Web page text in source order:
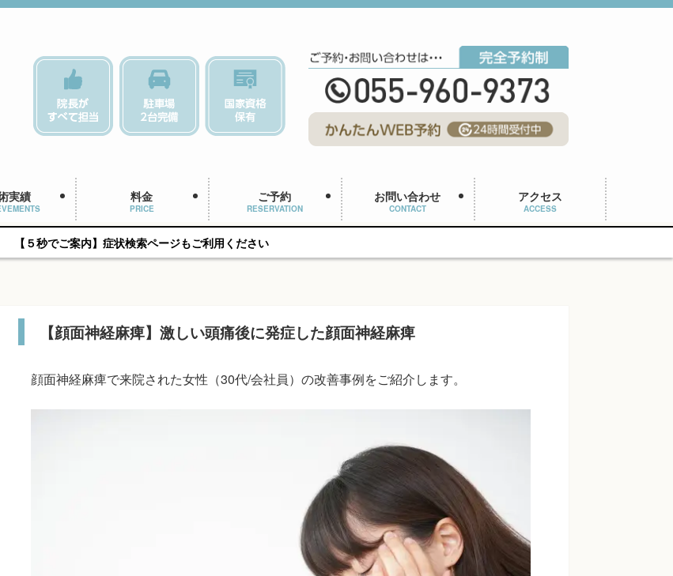
実績 料金
PRICE
ご予約
RESERVATION
お問い合わせ
CONTACT
アクセス
ACCESS
【５秒でご案内】症状検索ページもご利用ください
【顔面神経麻痺】激しい頭痛後に発症した顔面神経麻痺
顔面神経麻痺で来院された女性（30代/会社員）の改善事例をご紹介します。